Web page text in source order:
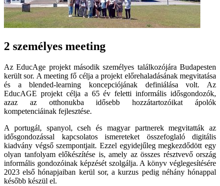
2 személyes meeting
Az EducAge projekt második személyes találkozójára Budapesten
került sor. A meeting fő célja a projekt előrehaladásának megvitatása
és a blended-learning koncepciójának definiálása volt. Az
EducAGE projekt célja a 65 év feletti informális idősgondozók,
azaz az otthonukba idősebb hozzátartozóikat ápolók
kompetenciáinak fejlesztése.
A portugál, spanyol, cseh és magyar partnerek megvitatták az
idősgondozással kapcsolatos ismereteket összefoglaló digitális
kiadvány végső szempontjait. Ezzel egyidejűleg megkezdődött egy
olyan tanfolyam előkészítése is, amely az összes résztvevő ország
informális gondozóinak képzését szolgálja. A könyv véglegesítésére
2023 első hónapjaiban kerül sor, a kurzus pedig néhány hónappal
később készül el.